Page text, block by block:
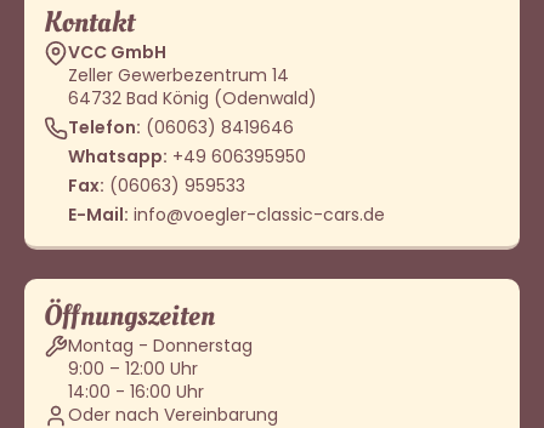
Kontakt
VCC GmbH
Zeller Gewerbezentrum 14
64732 Bad König (Odenwald)
Telefon: (06063) 8419646
Whatsapp: +49 606395950
Fax: (06063) 959533
E-Mail: info@voegler-classic-cars.de
Öffnungszeiten
Montag - Donnerstag
9:00 – 12:00 Uhr
14:00 - 16:00 Uhr
Oder nach Vereinbarung